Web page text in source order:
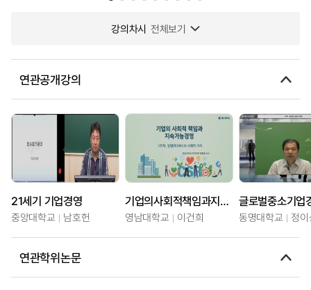
강의차시 전체보기
연관공개강의
21세기 기업경영
중앙대학교 남호헌
기업의사회적책임과지속가능경영
영남대학교 이건희
글로벌중소기업
동명대학교 정
연관학위논문